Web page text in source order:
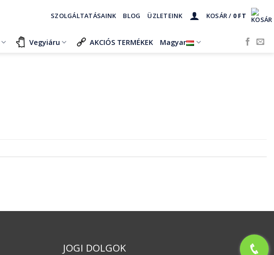
SZOLGÁLTATÁSAINK BLOG ÜZLETEINK KOSÁR / 0 FT
Vegyiáru AKCIÓS TERMÉKEK Magyar
JOGI DOLGOK